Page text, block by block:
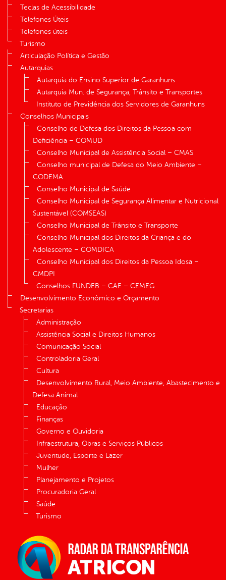
Teclas de Acessibilidade
Telefones Úteis
Telefones úteis
Turismo
Articulação Política e Gestão
Autarquias
Autarquia do Ensino Superior de Garanhuns
Autarquia Mun. de Segurança, Trânsito e Transportes
Instituto de Previdência dos Servidores de Garanhuns
Conselhos Municipais
Conselho de Defesa dos Direitos da Pessoa com
Deficiência – COMUD
Conselho Municipal de Assistência Social – CMAS
Conselho municipal de Defesa do Meio Ambiente –
CODEMA
Conselho Municipal de Saúde
Conselho Municipal de Segurança Alimentar e Nutricional
Sustentável (COMSEAS)
Conselho Municipal de Trânsito e Transporte
Conselho Municipal dos Direitos da Criança e do
Adolescente – COMDICA
Conselho Municipal dos Direitos da Pessoa Idosa –
CMDPI
Conselhos FUNDEB – CAE – CEMEG
Desenvolvimento Econômico e Orçamento
Secretarias
Administração
Assistência Social e Direitos Humanos
Comunicação Social
Controladoria Geral
Cultura
Desenvolvimento Rural, Meio Ambiente, Abastecimento e
Defesa Animal
Educação
Finanças
Governo e Ouvidoria
Infraestrutura, Obras e Serviços Públicos
Juventude, Esporte e Lazer
Mulher
Planejamento e Projetos
Procuradoria Geral
Saúde
Turismo